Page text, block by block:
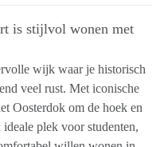
is stijlvol wonen met
wijk waar je historisch
veel rust. Met iconische
Oosterdok om de hoek en
plek voor studenten,